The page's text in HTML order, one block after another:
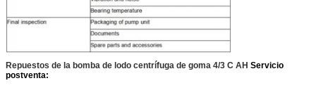
Repuestos de la bomba de lodo centrífuga de goma 4/3 C AH Servicio
postventa: